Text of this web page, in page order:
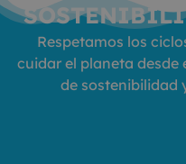
Respetamos los
cuidar el planeta desde
de sostenibilidad